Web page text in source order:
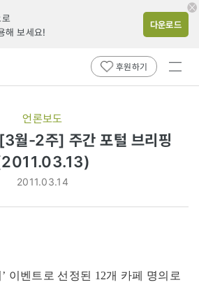
해 보세요!
다운로드
후원하기
전체
언론보도
월-2주] 주간 포털 브리핑
2011.03.14
이벤트로 선정된 12개 카페 명의로